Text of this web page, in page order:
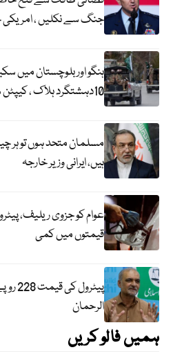
جنگ سے نکلیں ، امریکی
ہنگو اور بلوچستان میں
10دہشتگرد ہلاک ، کیپٹن شہید
مسلمان متحد ہوں تو ہر
ہیں، ایرانی وزیر خارجہ
عوام کو جزوی ریلیف،
قیمتوں میں کمی
الرحمان
ہمیں فالو کریں